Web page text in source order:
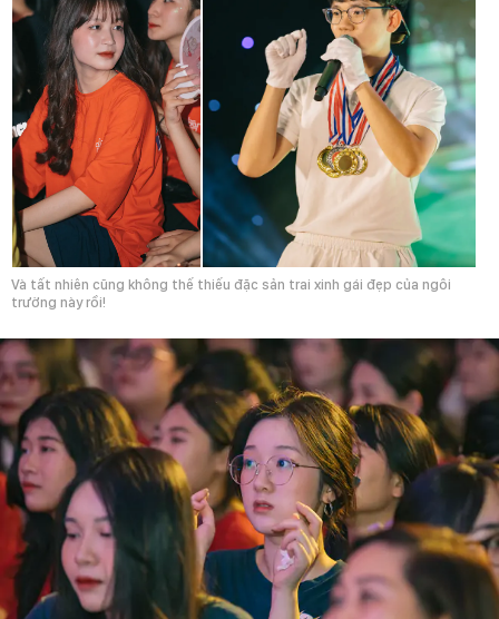
Và tất nhiên cũng không thế thiếu đặc sản trai xinh gái đẹp của ngôi
trường này rồi!